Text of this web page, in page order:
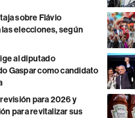
sobre Flávio
elecciones, según
al diputado
Gaspar como candidato
para 2026 y
para revitalizar sus